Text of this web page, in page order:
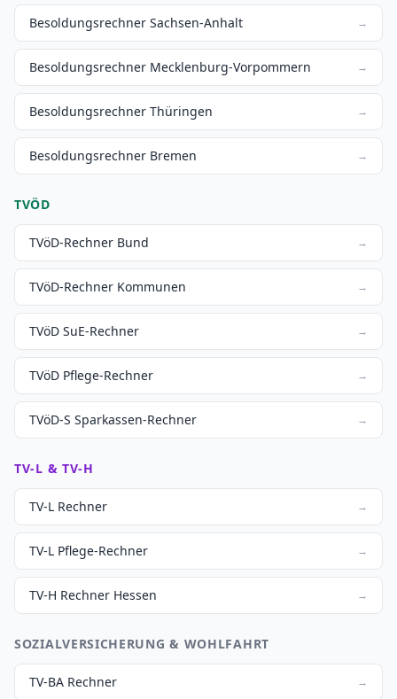
Besoldungsrechner Sachsen-Anhalt →
Besoldungsrechner Mecklenburg-Vorpommern →
Besoldungsrechner Thüringen →
Besoldungsrechner Bremen →
TVÖD
TVöD-Rechner Bund →
TVöD-Rechner Kommunen →
TVöD SuE-Rechner →
TVöD Pflege-Rechner →
TVöD-S Sparkassen-Rechner →
TV-L & TV-H
TV-L Rechner →
TV-L Pflege-Rechner →
TV-H Rechner Hessen →
SOZIALVERSICHERUNG & WOHLFAHRT
TV-BA Rechner →